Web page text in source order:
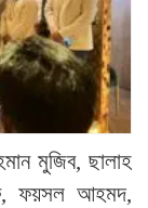
মুজিব, ছালাহ
ফয়সল আহমদ,